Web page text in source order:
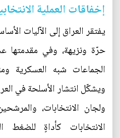
إخفاقات العملية
يفتقر العراق إلى الآليات
حرّة ونزيهة، وفي
الجماعات شبه العسكرية
ويشكّل انتشار الأسلحة في
ولجان الانتخابات،
الانتخابات كأداةٍ للضغط